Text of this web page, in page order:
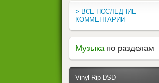
> ВСЕ ПОСЛЕДНИЕ
КОММЕНТАРИИ
Музыка по разделам
Vinyl Rip DSD